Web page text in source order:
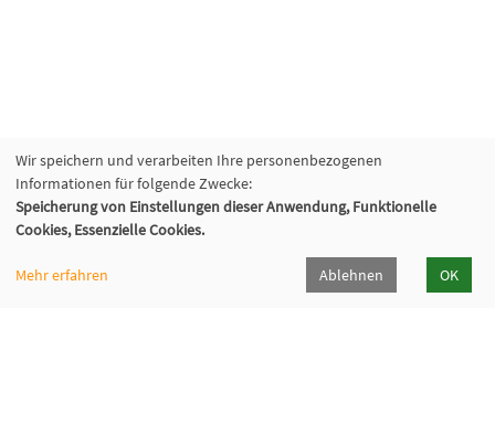
Wir speichern und verarbeiten Ihre personenbezogenen
Informationen für folgende Zwecke:
Speicherung von Einstellungen dieser Anwendung, Funktionelle
Cookies, Essenzielle Cookies.
Mehr erfahren Ablehnen OK